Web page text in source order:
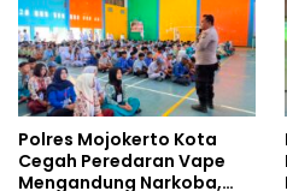
Polres Mojokerto Kota
Cegah Peredaran Vape
Mengandung Narkoba,